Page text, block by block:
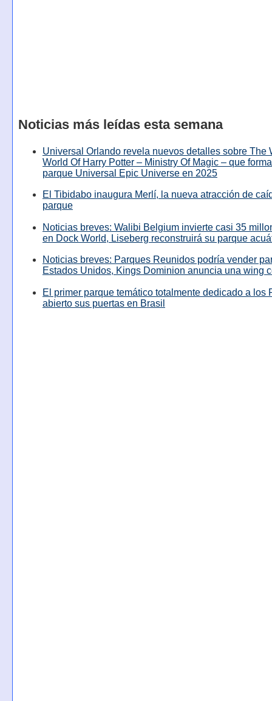
Noticias más leídas esta semana
Universal Orlando revela nuevos detalles sobre The
World Of Harry Potter – Ministry Of Magic – que
parque Universal Epic Universe en 2025
El Tibidabo inaugura Merlí, la nueva atracción de
parque
Noticias breves: Walibi Belgium invierte casi 35
en Dock World, Liseberg reconstruirá su parque
Noticias breves: Parques Reunidos podría vender
Estados Unidos, Kings Dominion anuncia una wing
El primer parque temático totalmente dedicado a los
abierto sus puertas en Brasil